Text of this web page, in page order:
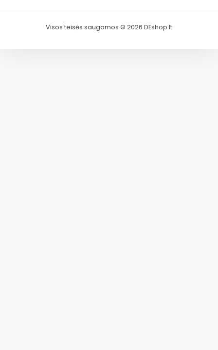
Visos teisės saugomos © 2026 DEshop.lt